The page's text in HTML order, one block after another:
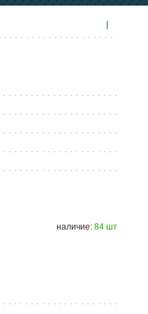
наличие: 84 шт